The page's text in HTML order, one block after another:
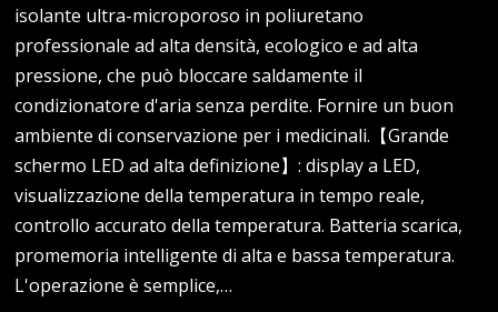
isolante ultra-microporoso in poliuretano
professionale ad alta densità, ecologico e ad alta
pressione, che può bloccare saldamente il
condizionatore d'aria senza perdite. Fornire un buon
ambiente di conservazione per i medicinali.【Grande
schermo LED ad alta definizione】: display a LED,
visualizzazione della temperatura in tempo reale,
controllo accurato della temperatura. Batteria scarica,
promemoria intelligente di alta e bassa temperatura.
L'operazione è semplice,…